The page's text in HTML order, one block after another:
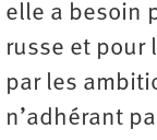
elle a besoin
russe et pour
par les
n’adhérant